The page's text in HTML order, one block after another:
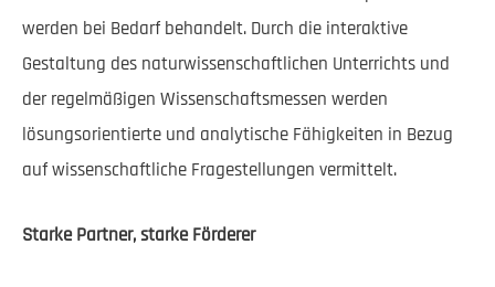
werden bei Bedarf behandelt. Durch die interaktive
Gestaltung des naturwissenschaftlichen Unterrichts und
der regelmäßigen Wissenschaftsmessen werden
lösungsorientierte und analytische Fähigkeiten in Bezug
auf wissenschaftliche Fragestellungen vermittelt.
Starke Partner, starke Förderer